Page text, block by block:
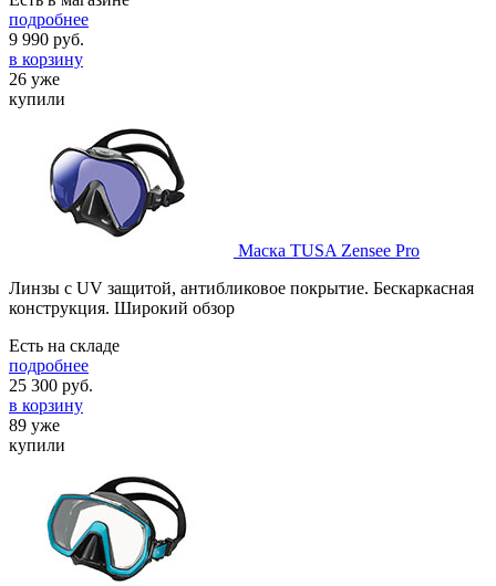
подробнее
9 990 руб.
в корзину
26 уже
купили
Маска TUSA Zensee Pro
Линзы с UV защитой, антибликовое покрытие. Бескаркасная
конструкция. Широкий обзор
Есть на складе
подробнее
25 300 руб.
в корзину
89 уже
купили